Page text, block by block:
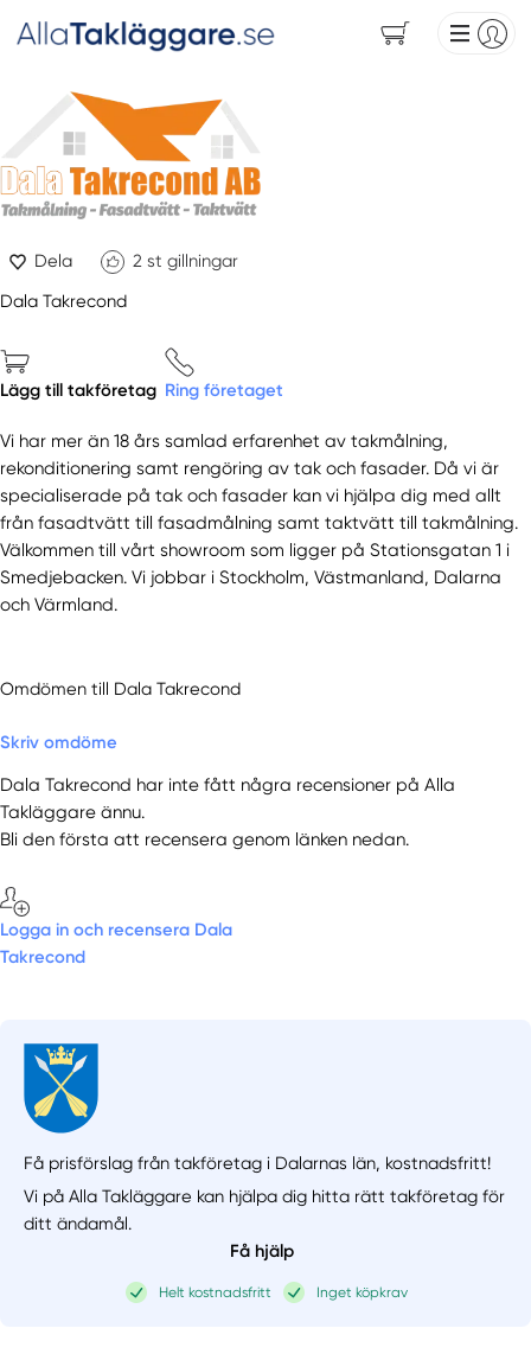
Dela 2 st gillningar
Dala Takrecond
Lägg till takföretag Ring företaget
Vi har mer än 18 års samlad erfarenhet av takmålning,
rekonditionering samt rengöring av tak och fasader. Då vi är
specialiserade på tak och fasader kan vi hjälpa dig med allt
från fasadtvätt till fasadmålning samt taktvätt till takmålning.
Välkommen till vårt showroom som ligger på Stationsgatan 1 i
Smedjebacken. Vi jobbar i Stockholm, Västmanland, Dalarna
och Värmland.
Omdömen till Dala Takrecond
Skriv omdöme
Dala Takrecond har inte fått några recensioner på Alla
Takläggare ännu.
Bli den första att recensera genom länken nedan.
Logga in och recensera Dala
Takrecond
Få prisförslag från takföretag i Dalarnas län, kostnadsfritt!
Vi på Alla Takläggare kan hjälpa dig hitta rätt takföretag för
ditt ändamål.
Få hjälp
Helt kostnadsfritt Inget köpkrav